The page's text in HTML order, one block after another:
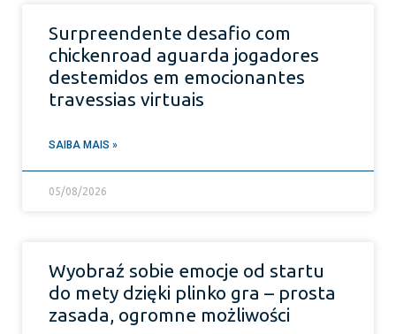
Surpreendente desafio com
chickenroad aguarda jogadores
destemidos em emocionantes
travessias virtuais
SAIBA MAIS »
05/08/2026
Wyobraź sobie emocje od startu
do mety dzięki plinko gra – prosta
zasada, ogromne możliwości